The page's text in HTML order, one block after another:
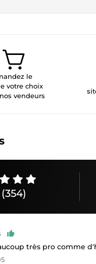
le
votre choix
vendeurs
(354)
très pro comme